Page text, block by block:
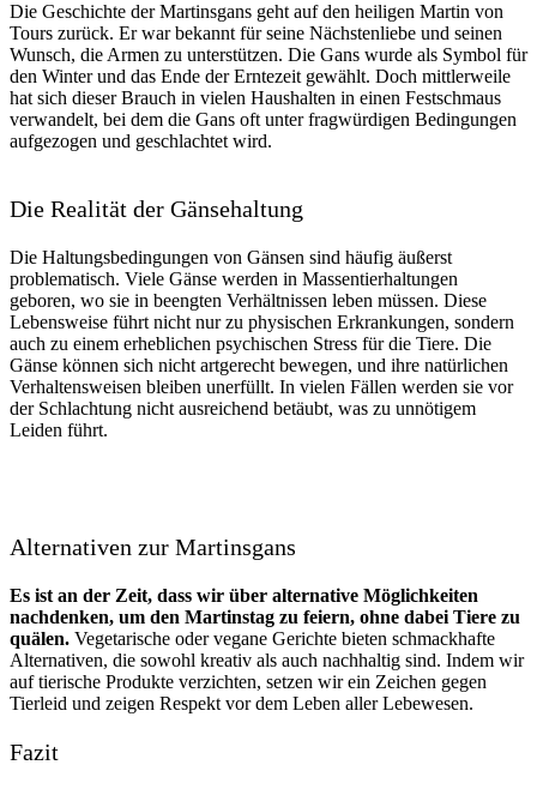
Die Geschichte der Martinsgans geht auf den heiligen Martin von
Tours zurück. Er war bekannt für seine Nächstenliebe und seinen
Wunsch, die Armen zu unterstützen. Die Gans wurde als Symbol für
den Winter und das Ende der Erntezeit gewählt. Doch mittlerweile
hat sich dieser Brauch in vielen Haushalten in einen Festschmaus
verwandelt, bei dem die Gans oft unter fragwürdigen Bedingungen
aufgezogen und geschlachtet wird.
Die Realität der Gänsehaltung
Die Haltungsbedingungen von Gänsen sind häufig äußerst
problematisch. Viele Gänse werden in Massentierhaltungen
geboren, wo sie in beengten Verhältnissen leben müssen. Diese
Lebensweise führt nicht nur zu physischen Erkrankungen, sondern
auch zu einem erheblichen psychischen Stress für die Tiere. Die
Gänse können sich nicht artgerecht bewegen, und ihre natürlichen
Verhaltensweisen bleiben unerfüllt. In vielen Fällen werden sie vor
der Schlachtung nicht ausreichend betäubt, was zu unnötigem
Leiden führt.
Alternativen zur Martinsgans
Es ist an der Zeit, dass wir über alternative Möglichkeiten
nachdenken, um den Martinstag zu feiern, ohne dabei Tiere zu
quälen. Vegetarische oder vegane Gerichte bieten schmackhafte
Alternativen, die sowohl kreativ als auch nachhaltig sind. Indem wir
auf tierische Produkte verzichten, setzen wir ein Zeichen gegen
Tierleid und zeigen Respekt vor dem Leben aller Lebewesen.
Fazit